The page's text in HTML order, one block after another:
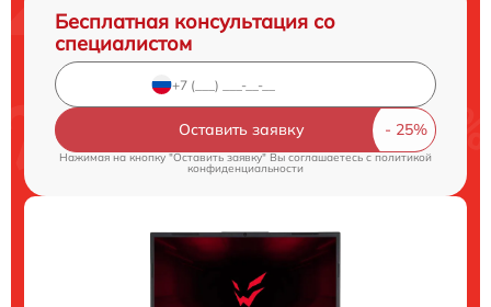
Бесплатная консультация со
специалистом
Оставить заявку
Нажимая на кнопку "Оставить заявку" Вы соглашаетесь cполитикой
конфиденциальности